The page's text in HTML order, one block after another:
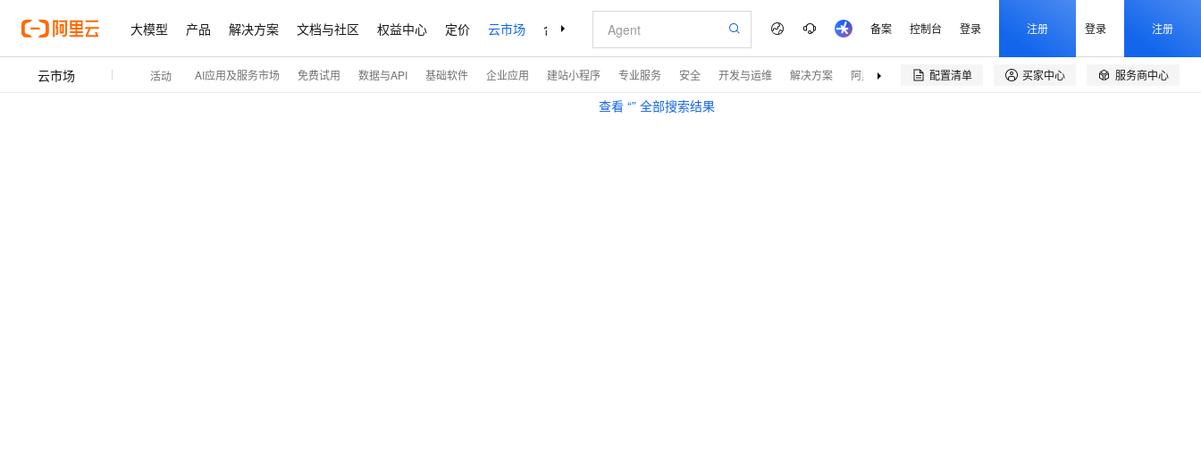
大模型 产品 解决方案 文档与社区 权益中心 定价 云市场 合作伙伴 支持与服务 了解阿里云
查看 “” 全部搜索结果
备案 控制台 登录 注册 登录 注册
云市场 活动 AI应用及服务市场 免费试用 数据与API 基础软件 企业应用 建站小程序 专业服务 安全 开发与运维 解决方案 阿里云精选 伙伴招募
配置清单  买家中心  服务商中心